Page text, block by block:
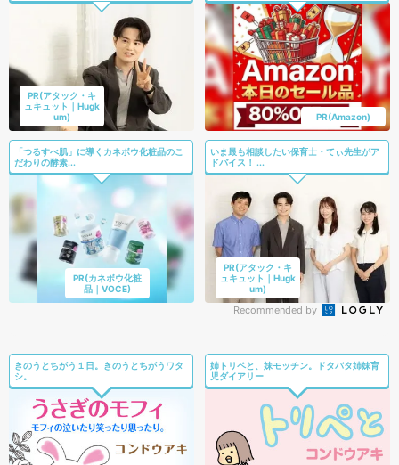
PR(アタック・キ
ュキュット｜Hugk
um)
PR(Amazon)
「つるすべ肌」に導くカネボウ化粧品のこ
だわりの酵素...
PR(カネボウ化粧
品｜VOCE)
いま最も相談したい保育士・てぃ先生がア
ドバイス！ ...
PR(アタック・キ
ュキュット｜Hugk
um)
Recommended by
きのうとちがう１日。きのうとちがうワタ
シ。
姉トリペと、妹モッチン。ドタバタ姉妹育
児ダイアリー